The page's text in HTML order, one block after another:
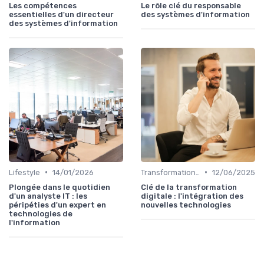
Les compétences
essentielles d'un directeur
des systèmes d'information
Le rôle clé du responsable
des systèmes d'information
Lifestyle • 14/01/2026
Plongée dans le quotidien
d'un analyste IT : les
péripéties d'un expert en
technologies de
l'information
• 12/06/2025
Clé de la transformation
digitale : l'intégration des
nouvelles technologies